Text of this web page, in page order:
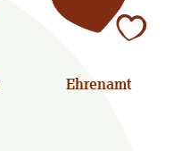
Ehrenamt